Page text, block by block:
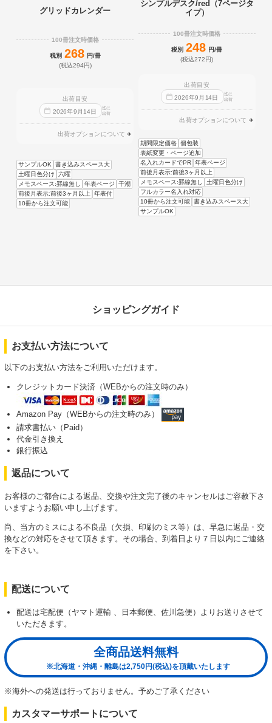
グリッドカレンダー
100冊注文時価格
税別 268 円/冊
(税込294円)
出荷目安
2026年9 月 14日
迄に
出荷
出荷オプションについて
サンプルOK
書き込みスペース大
土曜日色分け
六曜
メモスペース:罫線無し
年表ページ
干潮
前後月表示:前後3ヶ月以上
年表付
10冊から注文可能
シンプルデスク/red（7ページタ
イプ）
100冊注文時価格
税別 248 円/冊
(税込272円)
出荷目安
2026年9 月 14日
迄に
出荷
出荷オプションについて
期間限定価格 個包装
表紙変更・ページ追加
名入れカードでPR 年表ページ
前後月表示:前後3ヶ月以上
メモスペース:罫線無し
土曜日色分け
フルカラー名入れ対応
10冊から注文可能 書き込みスペース大
サンプルOK
ショッピングガイド
お支払い方法について
以下のお支払い方法をご利用いただけます。
クレジットカード決済（WEBからの注文時のみ）
Amazon Pay（WEBからの注文時のみ）
請求書払い（Paid）
代金引き換え
銀行振込
返品について
お客様のご都合による返品、交換や注文完了後のキャンセルはご容赦下さ
いますようお願い申し上げます。
尚、当方のミスによる不良品（欠損、印刷のミス等）は、早急に返品・交
換などの対応をさせて頂きます。その場合、到着日より７日以内にご連絡
を下さい。
配送について
配送は宅配便（ヤマト運輸 、日本郵便、佐川急便）よりお送りさせて
いただきます。
全商品送料無料
※北海道・沖縄・離島は2,750円(税込)を頂戴いたします
※海外への発送は行っておりません。予めご了承ください
カスタマーサポートについて